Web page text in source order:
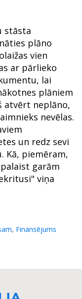
stāsta
plāno
vien
ar pārlieko
lai
plāniem
atvērt neplāno,
nevēlas.
un redz sevi
Kā, piemēram,
garām
viņa
, Finansējums